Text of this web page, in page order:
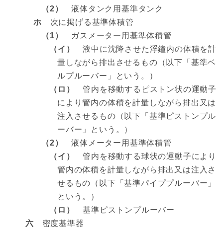
（2）
液体タンク用基準タンク
ホ 次に掲げる基準体積管
（1）
ガスメーター用基準体積管
（イ）
液中に沈降させた浮鐘内の体積を計
量しながら排出させるもの（以下「基準ベ
ルプルーバー」という。）
（ロ）
管内を移動するピストン状の運動子
により管内の体積を計量しながら排出又は
注入させるもの（以下「基準ピストンプル
ーバー」という。）
（2）
液体メーター用基準体積管
（イ）
管内を移動する球状の運動子により
管内の体積を計量しながら排出又は注入さ
せるもの（以下「基準パイププルーバー」
という。）
（ロ）
基準ピストンプルーバー
六 密度基準器